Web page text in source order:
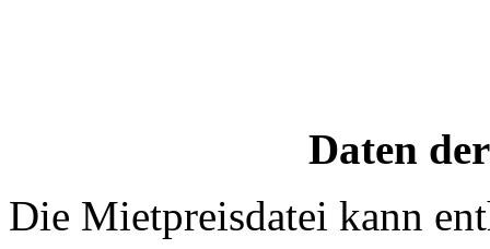
Daten
Die Mietpreisdatei kann